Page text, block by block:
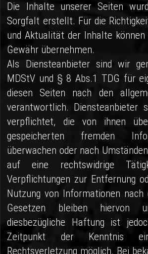
Die Inhalte unserer Seiten
Sorgfalt erstellt. Für die
und Aktualität der Inhalte
Gewähr übernehmen.
Als Diensteanbieter sind wir
MDStV und § 8 Abs.1 TDG für
diesen Seiten nach den
verantwortlich. Diensteanbieter
verpflichtet, die von ihnen
gespeicherten fremden
überwachen oder nach
auf eine rechtswidrige
Verpflichtungen zur Entfernung
Nutzung von Informationen nach
Gesetzen bleiben hiervon
diesbezügliche Haftung ist
Zeitpunkt der Kenntnis
Rechtsverletzung möglich. Bei